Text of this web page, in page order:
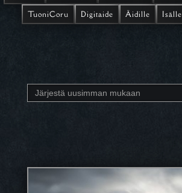
TuoniCoru
Digitaide Äidille Isälle